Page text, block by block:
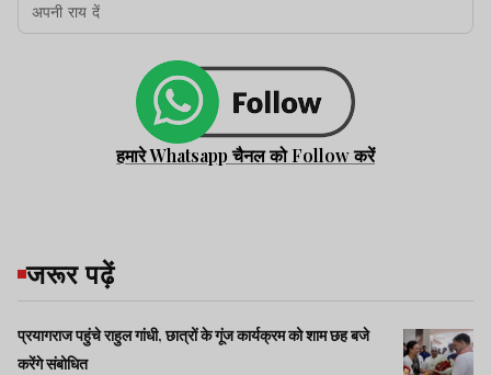
हमारे Whatsapp चैनल को Follow करें
जरूर पढ़ें
प्रयागराज पहुंचे राहुल गांधी, छात्रों के गूंज कार्यक्रम को शाम छह बजे
करेंगे संबोधित